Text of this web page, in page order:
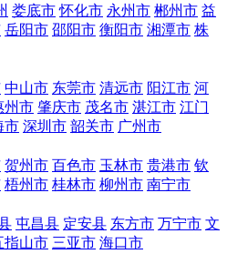
娄底市 怀化市 永州市 郴州市 益
岳阳市 邵阳市 衡阳市 湘潭市 株
中山市 东莞市 清远市 阳江市 河
州市 肇庆市 茂名市 湛江市 江门
市 深圳市 韶关市 广州市
贺州市 百色市 玉林市 贵港市 钦
梧州市 桂林市 柳州市 南宁市
屯昌县 定安县 东方市 万宁市 文
指山市 三亚市 海口市